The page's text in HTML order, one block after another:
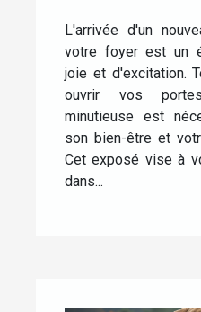
L'arrivée d'un
votre foyer est un
joie et d'excitation.
ouvrir vos
minutieuse est
son bien-être et
Cet exposé vise à
dans...